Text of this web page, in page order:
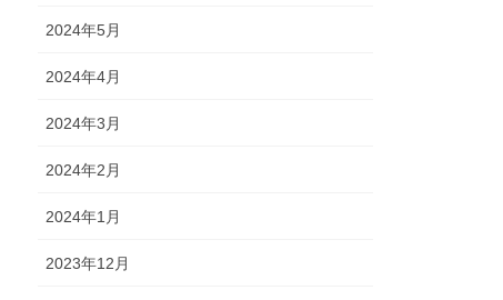
2024年5月
2024年4月
2024年3月
2024年2月
2024年1月
2023年12月